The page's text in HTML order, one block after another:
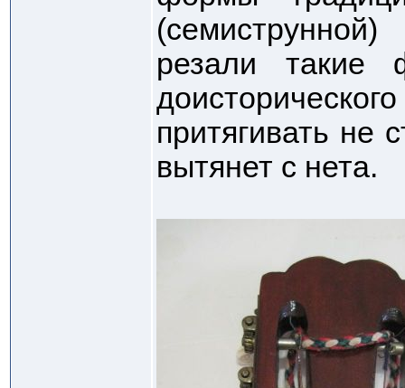
резали такие
притягивать не
вытянет с нета.